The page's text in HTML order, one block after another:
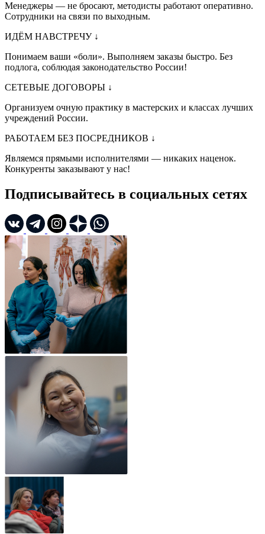
Менеджеры — не бросают, методисты работают оперативно.
Сотрудники на связи по выходным.
ИДЁМ НАВСТРЕЧУ ↓
Понимаем ваши «боли». Выполняем заказы быстро. Без
подлога, соблюдая законодательство России!
СЕТЕВЫЕ ДОГОВОРЫ ↓
Организуем очную практику в мастерских и классах лучших
учреждений России.
РАБОТАЕМ БЕЗ ПОСРЕДНИКОВ ↓
Являемся прямыми исполнителями — никаких наценок.
Конкуренты заказывают у нас!
Подписывайтесь в социальных сетях